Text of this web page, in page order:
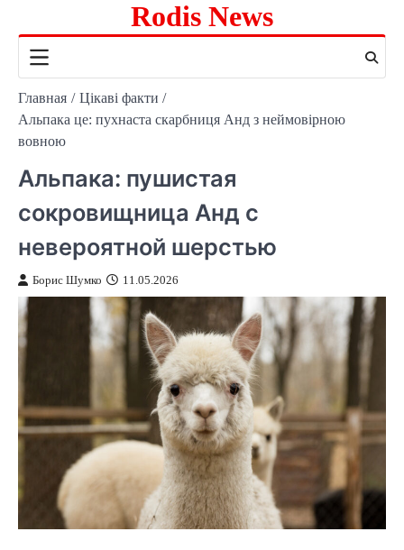
содержимому
Rodis News
Главная
Цікаві факти
Альпака це: пухнаста скарбниця Анд з неймовірною
вовною
Альпака: пушистая
сокровищница Анд с
невероятной шерстью
Борис Шумко 11.05.2026